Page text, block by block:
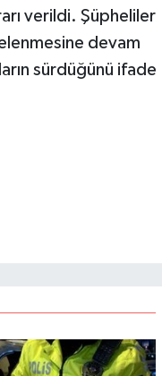
verildi. Şüpheliler
devam
sürdüğünü ifade